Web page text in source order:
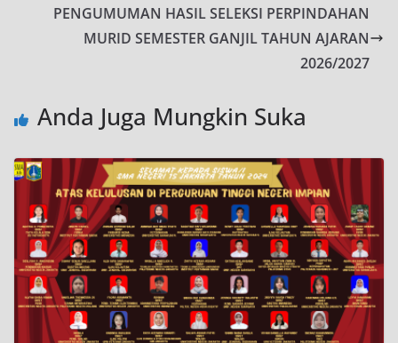
PENGUMUMAN HASIL SELEKSI PERPINDAHAN
MURID SEMESTER GANJIL TAHUN AJARAN
2026/2027
Anda Juga Mungkin Suka